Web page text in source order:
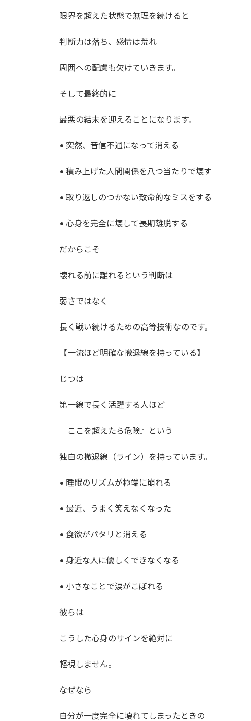
限界を超えた状態で無理を続けると
判断力は落ち、感情は荒れ
周囲への配慮も欠けていきます。
そして最終的に
最悪の結末を迎えることになります。
• 突然、音信不通になって消える
• 積み上げた人間関係を八つ当たりで壊す
• 取り返しのつかない致命的なミスをする
• 心身を完全に壊して長期離脱する
だからこそ
壊れる前に離れるという判断は
弱さではなく
長く戦い続けるための高等技術なのです。
【一流ほど明確な撤退線を持っている】
じつは
第一線で長く活躍する人ほど
『ここを超えたら危険』という
独自の撤退線（ライン）を持っています。
• 睡眠のリズムが極端に崩れる
• 最近、うまく笑えなくなった
• 食欲がパタリと消える
• 身近な人に優しくできなくなる
• 小さなことで涙がこぼれる
彼らは
こうした心身のサインを絶対に
軽視しません。
なぜなら
自分が一度完全に壊れてしまったときの